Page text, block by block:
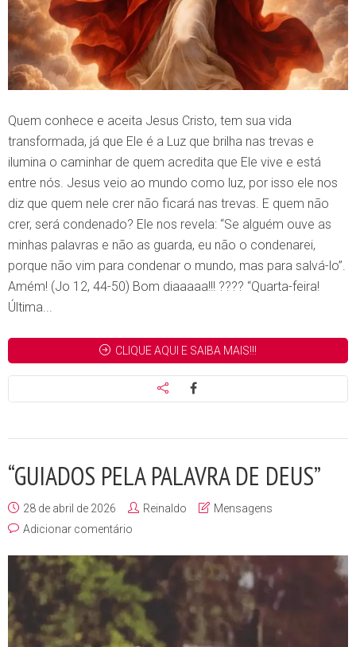
Quem conhece e aceita Jesus Cristo, tem sua vida
transformada, já que Ele é a Luz que brilha nas trevas e
ilumina o caminhar de quem acredita que Ele vive e está
entre nós. Jesus veio ao mundo como luz, por isso ele nos
diz que quem nele crer não ficará nas trevas. E quem não
crer, será condenado? Ele nos revela: “Se alguém ouve as
minhas palavras e não as guarda, eu não o condenarei,
porque não vim para condenar o mundo, mas para salvá-lo”.
Amém! (Jo 12, 44-50) Bom diaaaaa!!! ???? “Quarta-feira!
Última...
CLIQUE AQUI E SAIBA MAIS!!!
“GUIADOS PELA PALAVRA DE DEUS”
28 de abril de 2026 Reinaldo
Mensagens
Adicionar comentário